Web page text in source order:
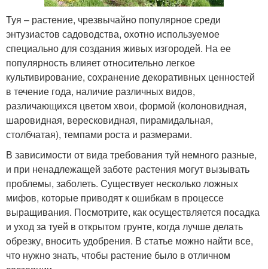
Туя – растение, чрезвычайно популярное среди
энтузиастов садоводства, охотно используемое
специально для создания живых изгородей. На ее
популярность влияет относительно легкое
культивирование, сохранение декоративных ценностей
в течение года, наличие различных видов,
различающихся цветом хвои, формой (колоновидная,
шаровидная, вересковидная, пирамидальная,
столбчатая), темпами роста и размерами.
В зависимости от вида требования туй немного разные,
и при ненадлежащей заботе растения могут вызывать
проблемы, заболеть. Существует несколько ложных
мифов, которые приводят к ошибкам в процессе
выращивания. Посмотрите, как осуществляется посадка
и уход за туей в открытом грунте, когда лучше делать
обрезку, вносить удобрения. В статье можно найти все,
что нужно знать, чтобы растение было в отличном